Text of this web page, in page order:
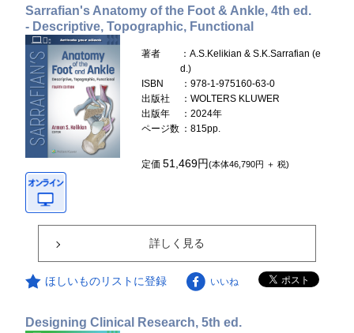
Sarrafian's Anatomy of the Foot & Ankle, 4th ed.
- Descriptive, Topographic, Functional
著者
：A.S.Kelikian & S.K.Sarrafian (e
d.)
ISBN
：978-1-975160-63-0
出版社
：WOLTERS KLUWER
出版年
：2024年
ページ数 ：815pp.
定価51,469円(本体46,790円 ＋ 税)
詳しく見る
ほしいものリストに登録 いいね
Designing Clinical Research, 5th ed.